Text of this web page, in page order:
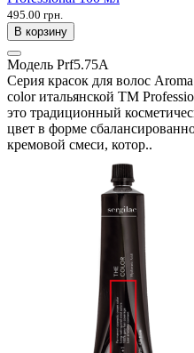
495.00 грн.
В корзину
Модель Prf5.75A
Серия красок для волос
color итальянской ТМ
это традиционный
цвет в форме
кремовой смеси, котор..